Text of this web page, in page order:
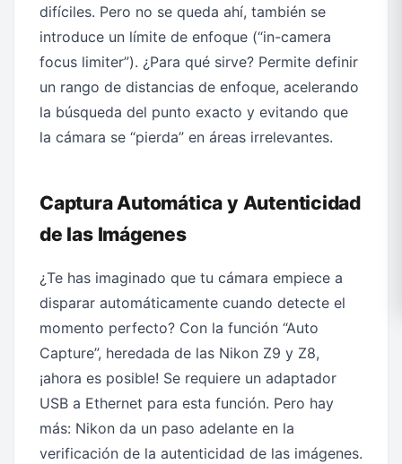
difíciles. Pero no se queda ahí, también se
introduce un límite de enfoque (“in-camera
focus limiter”). ¿Para qué sirve? Permite definir
un rango de distancias de enfoque, acelerando
la búsqueda del punto exacto y evitando que
la cámara se “pierda” en áreas irrelevantes.
Captura Automática y Autenticidad
de las Imágenes
¿Te has imaginado que tu cámara empiece a
disparar automáticamente cuando detecte el
momento perfecto? Con la función “Auto
Capture”, heredada de las Nikon Z9 y Z8,
¡ahora es posible! Se requiere un adaptador
USB a Ethernet para esta función. Pero hay
más: Nikon da un paso adelante en la
verificación de la autenticidad de las imágenes.